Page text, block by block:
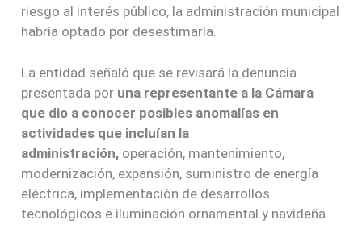
riesgo al interés público, la administración municipal
habría optado por desestimarla.
La entidad señaló que se revisará la denuncia
presentada por una representante a la Cámara
que dio a conocer posibles anomalías en
actividades que incluían la
administración, operación, mantenimiento,
modernización, expansión, suministro de energía
eléctrica, implementación de desarrollos
tecnológicos e iluminación ornamental y navideña.